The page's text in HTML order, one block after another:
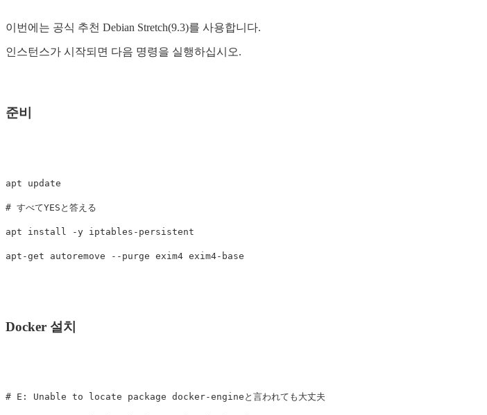
이번에는 공식 추천 Debian Stretch(9.3)를 사용합니다.
인스턴스가 시작되면 다음 명령을 실행하십시오.
준비
apt update
# すべてYESと答える
apt install -y iptables-persistent
Docker 설치
# E: Unable to locate package docker-engineと言われても大丈夫